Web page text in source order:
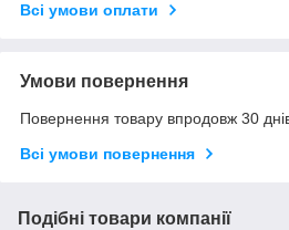
Всі умови оплати
Умови повернення
Повернення товару впродовж 30
Всі умови повернення
Подібні товари компанії